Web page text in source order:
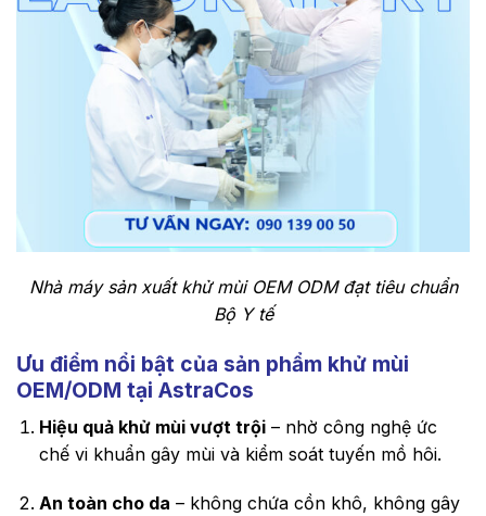
Nhà máy sản xuất khử mùi OEM ODM đạt tiêu chuẩn
Bộ Y tế
Ưu điểm nổi bật của sản phẩm khử mùi
OEM/ODM tại AstraCos
Hiệu quả khử mùi vượt trội– nhờ công nghệ ức
chế vi khuẩn gây mùi và kiểm soát tuyến mồ hôi.
An toàn cho da – không chứa cồn khô, không gây